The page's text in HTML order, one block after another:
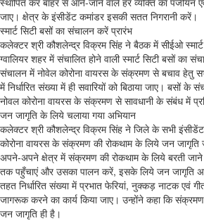
जाए। क्षेत्र के इंसीडेंट कमांडर इसकी सतत निगरानी करें।
स्मार्ट सिटी बसों का संचालन करें प्रारंभ
कलेक्टर श्री कौशलेन्द्र विक्रम सिंह ने बैठक में सीईओ स्मार्ट
ग्वालियर शहर में संचालित होने वाली स्मार्ट सिटी बसों का
संचालन में नोवेल कोरोना वायरस के संक्रमण से बचाव हेतु
में निर्धारित संख्या में ही सवारियों को बिठाया जाए। बसों
नोवल कोरोना वायरस के संक्रमण से सावधानी के संबंध में
जन जागृति के लिये चलाया गया अभियान
कलेक्टर श्री कौशलेन्द्र विक्रम सिंह ने जिले के सभी
कोरोना वायरस के संक्रमण की रोकथाम के लिये जन
अपने-अपने क्षेत्र में संक्रमण की रोकथाम के लिये बरती जाने
तक पहुँचाएं और उसका पालन करें, इसके लिये जन जागृति
तहत निर्धारित संख्या में प्रभात फेरियां, नुक्कड़ नाटक एवं
जागरूक करने का कार्य किया जाए। उन्होंने कहा‍ कि
जन जागृति ही है।